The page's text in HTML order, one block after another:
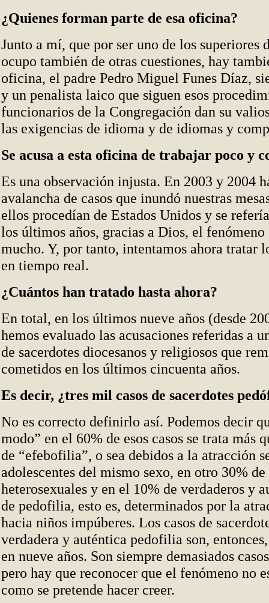
¿Quienes forman parte de esa oficina?
Junto a mí, que por ser uno de los superiores
ocupo también de otras cuestiones, hay
oficina, el padre Pedro Miguel Funes Díaz,
y un penalista laico que siguen esos
funcionarios de la Congregación dan su
las exigencias de idioma y de idiomas y
Se acusa a esta oficina de trabajar poco y
Es una observación injusta. En 2003 y 2004
avalancha de casos que inundó nuestras
ellos procedían de Estados Unidos y se
los últimos años, gracias a Dios, el fenómeno
mucho. Y, por tanto, intentamos ahora tratar
en tiempo real.
¿Cuántos han tratado hasta ahora?
En total, en los últimos nueve años (desde
hemos evaluado las acusaciones referidas a
de sacerdotes diocesanos y religiosos que
cometidos en los últimos cincuenta años.
Es decir, ¿tres mil casos de sacerdotes
No es correcto definirlo así. Podemos decir
modo” en el 60% de esos casos se trata más
de “efebofilia”, o sea debidos a la atracción
adolescentes del mismo sexo, en otro 30%
heterosexuales y en el 10% de verdaderos y
de pedofilia, esto es, determinados por la
hacia niños impúberes. Los casos de
verdadera y auténtica pedofilia son,
en nueve años. Son siempre demasiados
pero hay que reconocer que el fenómeno no
como se pretende hacer creer.